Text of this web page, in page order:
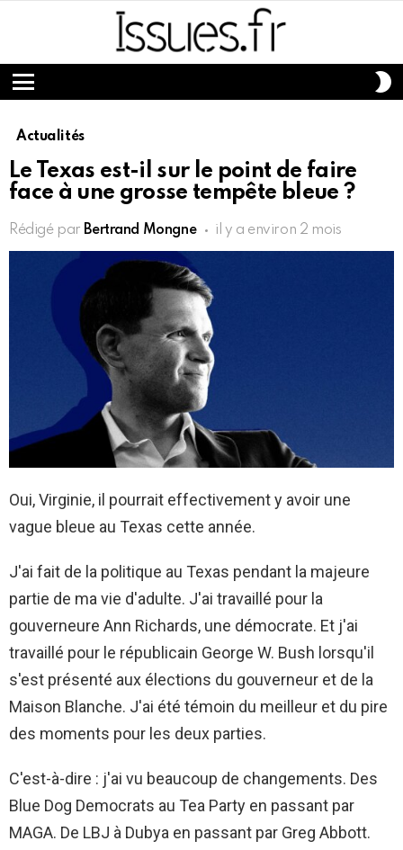
Menu
Actualités
Le Texas est-il sur le point de faire
face à une grosse tempête bleue ?
Rédigé par Bertrand Mongne il y a environ 2 mois
Oui, Virginie, il pourrait effectivement y avoir une
vague bleue au Texas cette année.
J'ai fait de la politique au Texas pendant la majeure
partie de ma vie d'adulte. J'ai travaillé pour la
gouverneure Ann Richards, une démocrate. Et j'ai
travaillé pour le républicain George W. Bush lorsqu'il
s'est présenté aux élections du gouverneur et de la
Maison Blanche. J'ai été témoin du meilleur et du pire
des moments pour les deux parties.
C'est-à-dire : j'ai vu beaucoup de changements. Des
Blue Dog Democrats au Tea Party en passant par
MAGA. De LBJ à Dubya en passant par Greg Abbott.